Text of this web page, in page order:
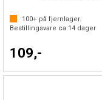
100+ på fjernlager.
Bestillingsvare ca.14 dager
109,-